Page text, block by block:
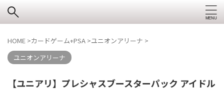
HOME >カードゲーム+PSA >ユニオンアリーナ >
ユニオンアリーナ
【ユニアリ】プレシャスブースターパック アイドル